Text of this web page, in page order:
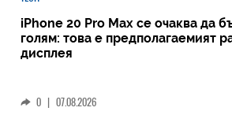
iPhone 20 Pro Max се очаква да
голям: това е предполагаемият
дисплея
0 | 07.08.2026